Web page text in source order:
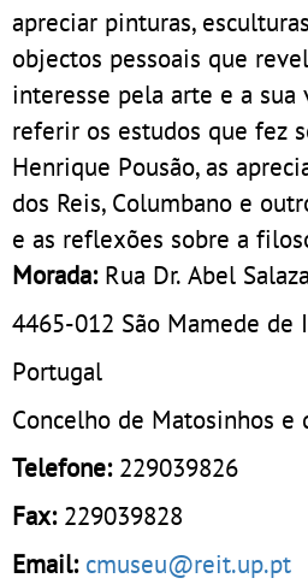
apreciar pinturas,
objectos pessoais que
interesse pela arte e a sua
referir os estudos que fez
Henrique Pousão, as
dos Reis, Columbano e
e as reflexões sobre a
Morada: Rua Dr. Abel
4465-012 São Mamede de
Portugal
Concelho de Matosinhos
Telefone: 229039826
Fax: 229039828
Email: cmuseu@reit.up.pt